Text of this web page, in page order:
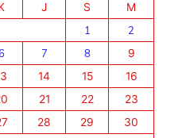
J S
M
1
2
7 8
9
14 15
16
21 22
23
28 29
30